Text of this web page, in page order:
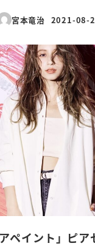
宮本竜治
投稿日
2021-08-
ペイント」ピア